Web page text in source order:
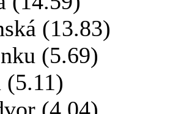
(13.83)
(5.69)
(5.11)